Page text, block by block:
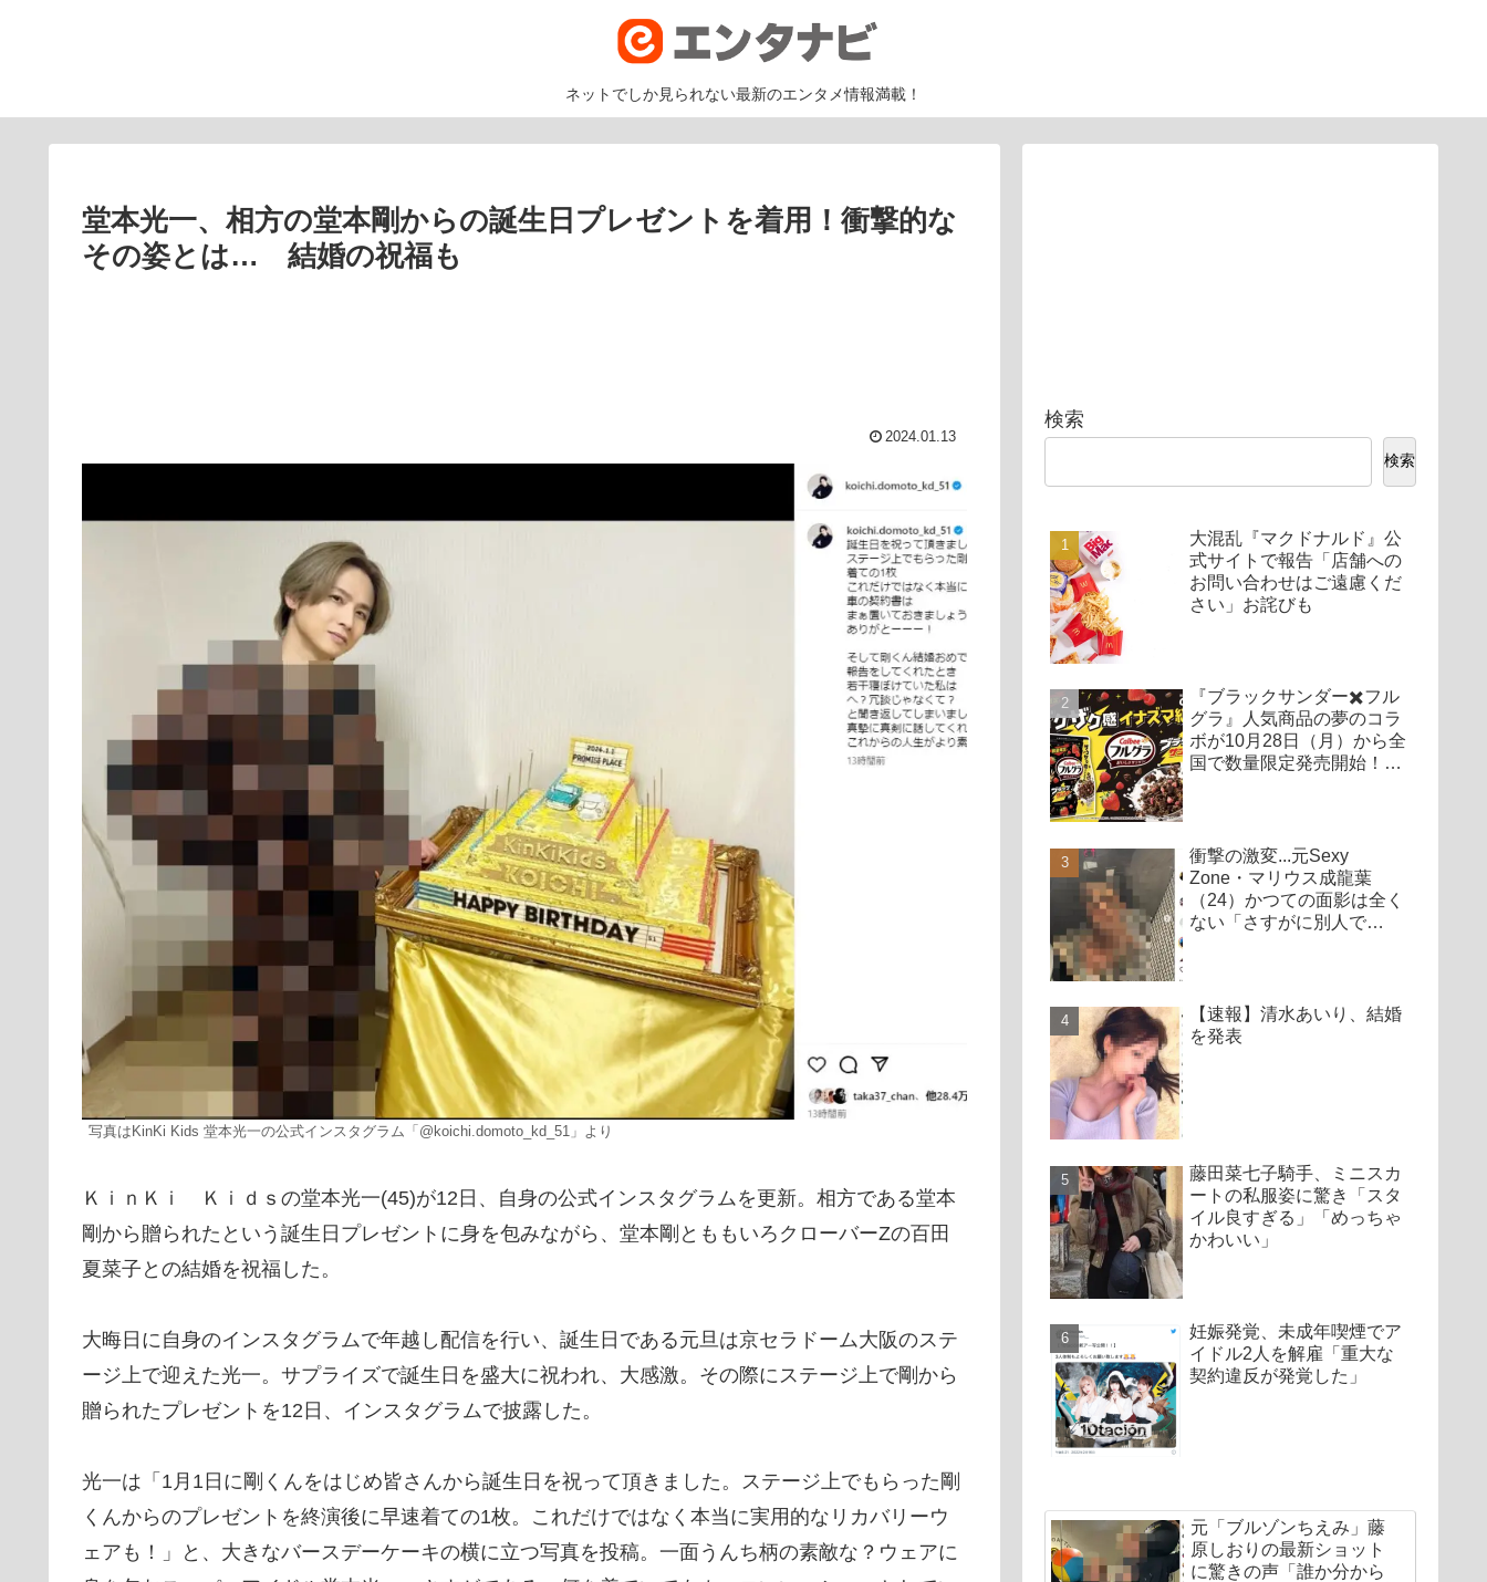
ネットでしか見られない最新のエンタメ情報満載！
堂本光一、相方の堂本剛からの誕生日プレゼントを着用！衝撃的な
その姿とは… 結婚の祝福も
2024.01.13
写真はKinKi Kids 堂本光一の公式インスタグラム「@koichi.domoto_kd_51」より
ＫｉｎＫｉ Ｋｉｄｓの堂本光一(45)が12日、自身の公式インスタグラムを更新。相方である堂本
剛から贈られたという誕生日プレゼントに身を包みながら、堂本剛とももいろクローバーZの百田
夏菜子との結婚を祝福した。
大晦日に自身のインスタグラムで年越し配信を行い、誕生日である元旦は京セラドーム大阪のステ
ージ上で迎えた光一。サプライズで誕生日を盛大に祝われ、大感激。その際にステージ上で剛から
贈られたプレゼントを12日、インスタグラムで披露した。
光一は「1月1日に剛くんをはじめ皆さんから誕生日を祝って頂きました。ステージ上でもらった剛
くんからのプレゼントを終演後に早速着ての1枚。これだけではなく本当に実用的なリカバリーウ
ェアも！」と、大きなバースデーケーキの横に立つ写真を投稿。一面うんち柄の素敵な？ウェアに
検索
検索
大混乱『マクドナルド』公
式サイトで報告「店舗への
お問い合わせはご遠慮くだ
さい」お詫びも
『ブラックサンダー✖️フル
グラ』人気商品の夢のコラ
ボが10月28日（月）から全
国で数量限定発売開始！
衝撃の激変...元Sexy
Zone・マリウス成龍葉
（24）かつての面影は全く
ない「さすがに別人で
【速報】清水あいり、結婚
を発表
藤田菜七子騎手、ミニスカ
ートの私服姿に驚き「スタ
イル良すぎる」「めっちゃ
かわいい」
妊娠発覚、未成年喫煙でア
イドル2人を解雇「重大な
契約違反が発覚した」
元「ブルゾンちえみ」藤
原しおりの最新ショット
に驚きの声「誰か分から